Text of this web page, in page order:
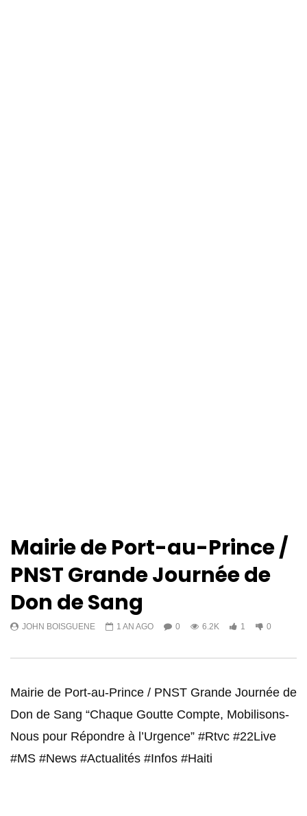
Mairie de Port-au-Prince /
PNST Grande Journée de
Don de Sang
JOHN BOISGUENE 1 AN AGO 0 6.2K 1 0
Mairie de Port-au-Prince / PNST Grande Journée de
Don de Sang “Chaque Goutte Compte, Mobilisons-
Nous pour Répondre à l’Urgence” #Rtvc #22Live
#MS #News #Actualités #Infos #Haiti